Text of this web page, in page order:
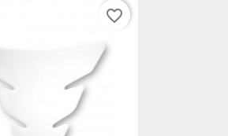
favorite_border